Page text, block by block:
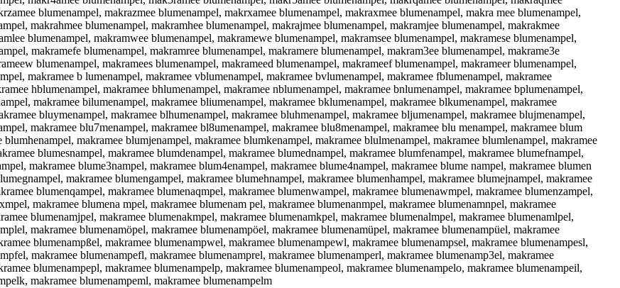
blumenampel, makrazmee blumenampel, makrxamee blumenampel, makraxmee blumenampel, makra mee blumenampel,
makrahmee blumenampel, makramhee blumenampel, makrajmee blumenampel, makramjee blumenampel, makrakmee
blumenampel, makramwee blumenampel, makramewe blumenampel, makramsee blumenampel, makramese blumenampel,
makramefe blumenampel, makramree blumenampel, makramere blumenampel, makram3ee blumenampel, makrame3e
blumenampel, makramees blumenampel, makrameed blumenampel, makrameef blumenampel, makrameer blumenampel,
makramee b lumenampel, makramee vblumenampel, makramee bvlumenampel, makramee fblumenampel, makramee
hblumenampel, makramee bhlumenampel, makramee nblumenampel, makramee bnlumenampel, makramee bplumenampel,
makramee bilumenampel, makramee bliumenampel, makramee bklumenampel, makramee blkumenampel, makramee
bluymenampel, makramee blhumenampel, makramee bluhmenampel, makramee bljumenampel, makramee blujmenampel,
makramee blu7menampel, makramee bl8umenampel, makramee blu8menampel, makramee blu menampel, makramee blum
makramee blumjenampel, makramee blumkenampel, makramee blulmenampel, makramee blumlenampel, makramee
blumesnampel, makramee blumdenampel, makramee blumednampel, makramee blumfenampel, makramee blumefnampel,
makramee blume3nampel, makramee blum4enampel, makramee blume4nampel, makramee blume nampel, makramee blumen
makramee blumengampel, makramee blumehnampel, makramee blumenhampel, makramee blumejnampel, makramee
blumenqampel, makramee blumenaqmpel, makramee blumenwampel, makramee blumenawmpel, makramee blumenzampel,
makramee blumena mpel, makramee blumenam pel, makramee blumenanmpel, makramee blumenamnpel, makramee
blumenamjpel, makramee blumenakmpel, makramee blumenamkpel, makramee blumenalmpel, makramee blumenamlpel,
makramee blumenamöpel, makramee blumenampöel, makramee blumenamüpel, makramee blumenampüel, makramee
blumenampßel, makramee blumenampwel, makramee blumenampewl, makramee blumenampsel, makramee blumenampesl,
makramee blumenampefl, makramee blumenamprel, makramee blumenamperl, makramee blumenamp3el, makramee
blumenampepl, makramee blumenampelp, makramee blumenampeol, makramee blumenampelo, makramee blumenampeil,
makramee blumenampeml, makramee blumenampelm